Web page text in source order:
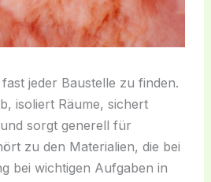
jeder Baustelle zu finden.
isoliert Räume, sichert
sorgt generell für
zu den Materialien, die bei
bei wichtigen Aufgaben in